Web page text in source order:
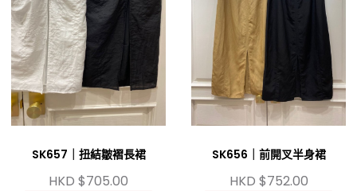
SK657｜扭結皺褶長裙
HKD $705.00
SK656｜前開叉半身裙
HKD $752.00